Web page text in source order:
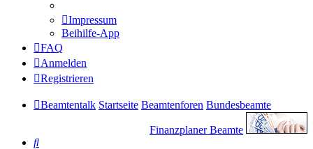
Impressum
Beihilfe-App
FAQ
Anmelden
Registrieren
Beamtentalk Startseite Beamtenforen Bundesbeamte
Finanzplaner Beamte
Suche